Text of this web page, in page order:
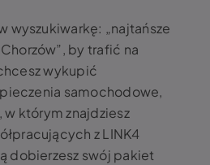
wyszukiwarkę: „najtańsze
by trafić na
wykupić
samochodowe,
którym znajdziesz
z LINK4
dobierzesz swój pakiet